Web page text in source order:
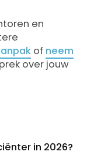
en
of neem
over jouw
in 2026?